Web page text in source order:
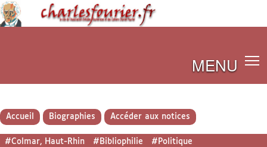
MENU
Accueil Biographies Accéder aux notices
#Colmar, Haut-Rhin #Bibliophilie
#Politique